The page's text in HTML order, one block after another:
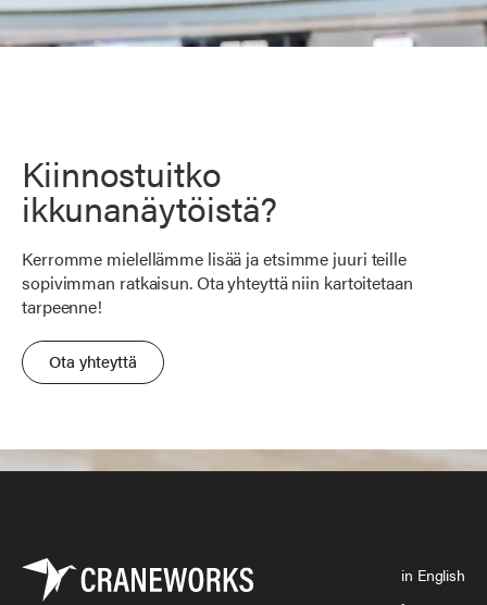
Kiinnostuitko
ikkunanäytöistä?
Kerromme mielellämme lisää ja etsimme juuri teille
sopivimman ratkaisun. Ota yhteyttä niin kartoitetaan
tarpeenne!
Ota yhteyttä
in English